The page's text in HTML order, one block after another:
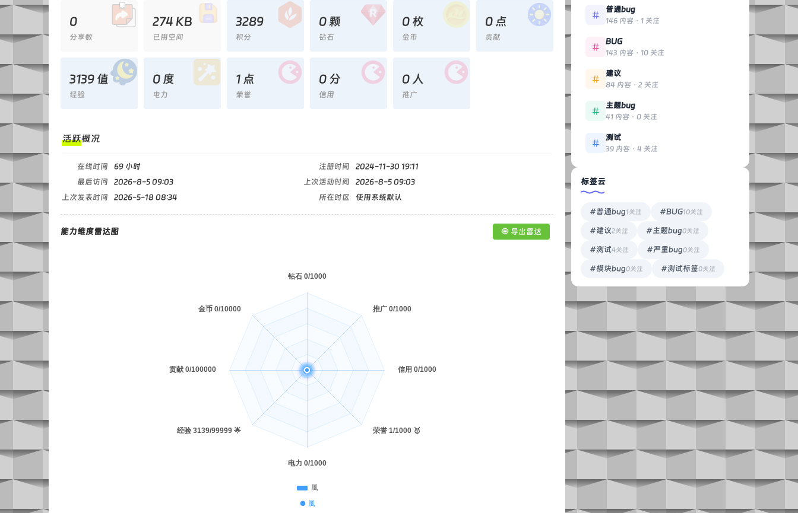
0
分享数
274 KB
已用空间
3289
积分
0 颗
钻石
0 枚
金币
0 点
贡献
3139 值
经验
0 度
电力
1 点
荣誉
0 分
信用
0 人
推广
活跃概况
在线时间 69 小时 注册时间
2024-11-30 19:11
最后访问
2026-8-5 09:03 上次活动时间
2026-8-5 09:03
上次发表时间
2026-5-18 08:34 所在时区 使用系统默认
能力维度雷达图 🧿 导出雷达
● 風
普通bug
146 内容 · 1 关注
BUG
143 内容 · 10 关注
建议
84 内容 · 2 关注
主题bug
41 内容 · 0 关注
测试
39 内容 · 4 关注
标签云
#普通bug1关注 #BUG10关注
#建议2关注 #主题bug0关注
#测试4关注 #严重bug0关注
#模块bug0关注 #测试标签0关注